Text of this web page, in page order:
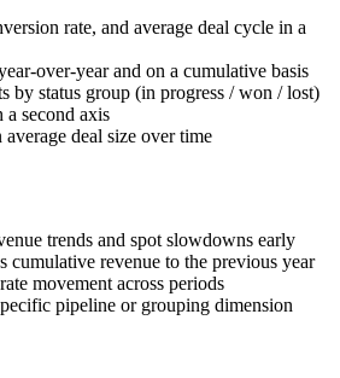
rate, and average deal cycle in a
over-year and on a cumulative basis
by status group (in progress / won / lost)
second axis
deal size over time
trends and spot slowdowns early
cumulative revenue to the previous year
movement across periods
pipeline or grouping dimension